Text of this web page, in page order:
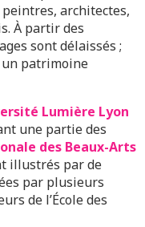
architectes,
À partir des
sont délaissés ;
patrimoine
Lumière Lyon
une partie des
des Beaux-Arts
illustrés par de
par plusieurs
de l’École des